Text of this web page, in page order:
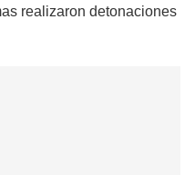
realizaron detonaciones